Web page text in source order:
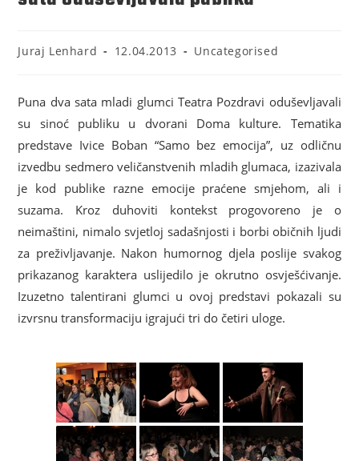
Juraj Lenhard 12.04.2013 Uncategorised
Puna dva sata mladi glumci Teatra Pozdravi oduševljavali
su sinoć publiku u dvorani Doma kulture. Tematika
predstave Ivice Boban “Samo bez emocija”, uz odličnu
izvedbu sedmero veličanstvenih mladih glumaca, izazivala
je kod publike razne emocije praćene smjehom, ali i
suzama. Kroz duhoviti kontekst progovoreno je o
neimaštini, nimalo svjetloj sadašnjosti i borbi običnih ljudi
za preživljavanje. Nakon humornog djela poslije svakog
prikazanog karaktera uslijedilo je okrutno osvješćivanje.
Izuzetno talentirani glumci u ovoj predstavi pokazali su
izvrsnu transformaciju igrajući tri do četiri uloge.